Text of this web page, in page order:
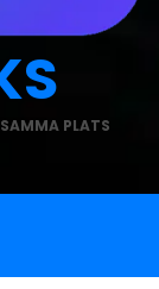
PLATS